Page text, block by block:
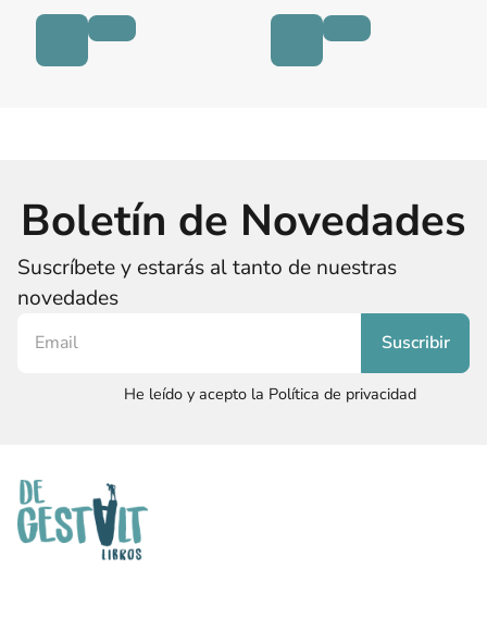
Boletín de Novedades
Suscríbete y estarás al tanto de nuestras
novedades
He leído y acepto la Política de privacidad